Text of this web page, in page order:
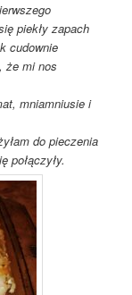
piekły zapach
cudownie
że mi nos
mniamniusie i
do pieczenia
połączyły.